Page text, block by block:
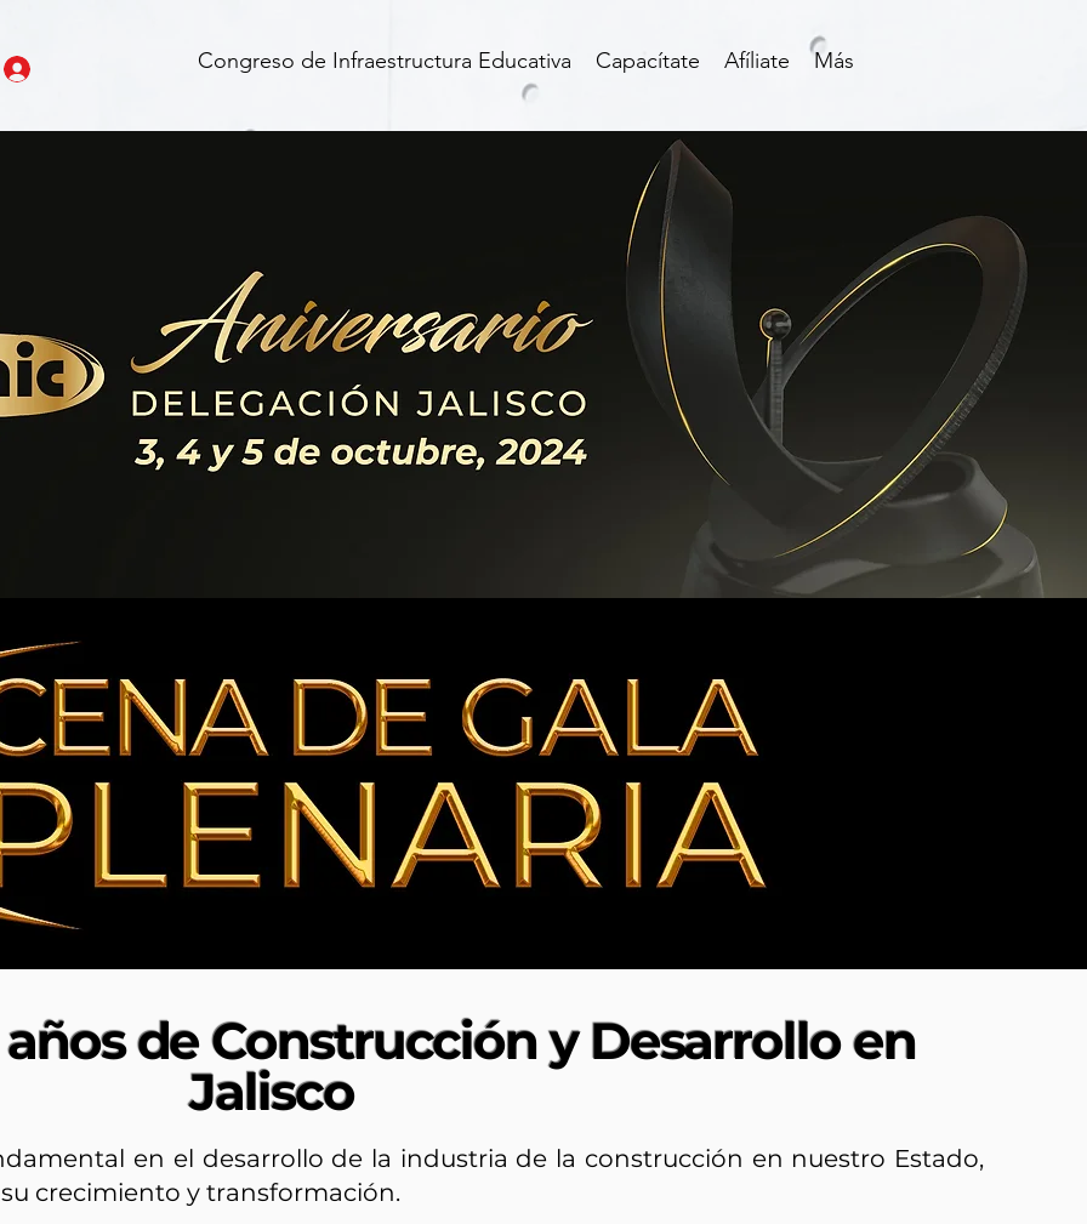
Congreso de Infraestructura Educativa Capacítate Afíliate Más
de Construcción y Desarrollo en
Jalisco
en el desarrollo de la industria de la construcción en nuestro Estado,
crecimiento y transformación.